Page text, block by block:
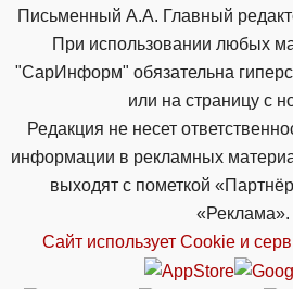
Письменный А.А. Главный
При использовании любых
"СарИнформ" обязательна
или на страницу с
Редакция не несет
информации в рекламных
выходят с пометкой
«Реклама».
Сайт использует Cookie и